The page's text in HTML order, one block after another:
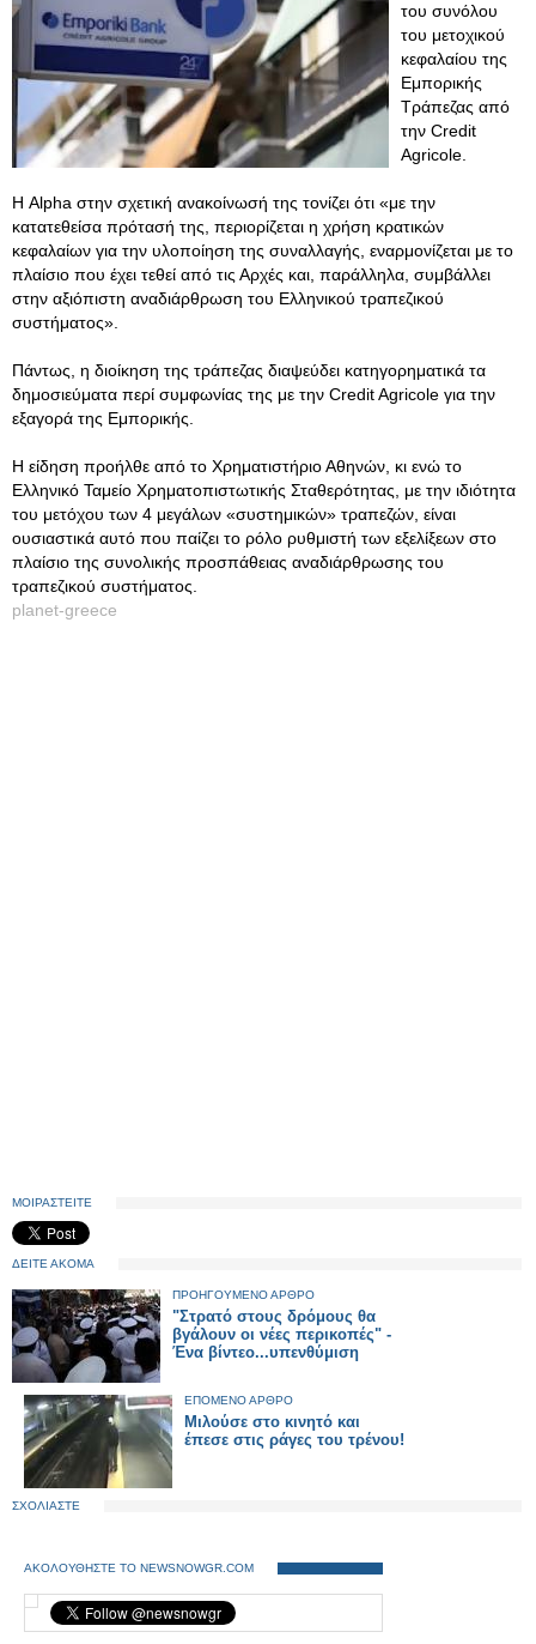
του συνόλου
του μετοχικού
κεφαλαίου της
Εμπορικής
Τράπεζας από
την Credit
Agricole.
Η Alpha στην σχετική ανακοίνωσή της τονίζει ότι «με την
κατατεθείσα πρότασή της, περιορίζεται η χρήση κρατικών
κεφαλαίων για την υλοποίηση της συναλλαγής, εναρμονίζεται με το
πλαίσιο που έχει τεθεί από τις Αρχές και, παράλληλα, συμβάλλει
στην αξιόπιστη αναδιάρθρωση του Ελληνικού τραπεζικού
συστήματος».
Πάντως, η διοίκηση της τράπεζας διαψεύδει κατηγορηματικά τα
δημοσιεύματα περί συμφωνίας της με την Credit Agricole για την
εξαγορά της Εμπορικής.
Η είδηση προήλθε από το Χρηματιστήριο Αθηνών, κι ενώ το
Ελληνικό Ταμείο Χρηματοπιστωτικής Σταθερότητας, με την ιδιότητα
του μετόχου των 4 μεγάλων «συστημικών» τραπεζών, είναι
ουσιαστικά αυτό που παίζει το ρόλο ρυθμιστή των εξελίξεων στο
πλαίσιο της συνολικής προσπάθειας αναδιάρθρωσης του
τραπεζικού συστήματος.
planet-greece
ΜΟΙΡΑΣΤΕΙΤΕ
ΔΕΙΤΕ ΑΚΟΜΑ
ΠΡΟΗΓΟΥΜΕΝΟ ΑΡΘΡΟ
"Στρατό στους δρόμους θα
βγάλουν οι νέες περικοπές" -
Ένα βίντεο...υπενθύμιση
ΕΠΟΜΕΝΟ ΑΡΘΡΟ
Μιλούσε στο κινητό και
έπεσε στις ράγες του τρένου!
ΣΧΟΛΙΑΣΤΕ
ΑΚΟΛΟΥΘΗΣΤΕ ΤΟ NEWSNOWGR.COM